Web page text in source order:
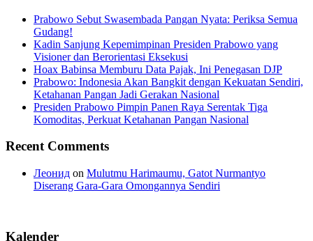
Prabowo Sebut Swasembada Pangan Nyata: Periksa Semua
Gudang!
Kadin Sanjung Kepemimpinan Presiden Prabowo yang
Visioner dan Berorientasi Eksekusi
Hoax Babinsa Memburu Data Pajak, Ini Penegasan DJP
Prabowo: Indonesia Akan Bangkit dengan Kekuatan Sendiri,
Ketahanan Pangan Jadi Gerakan Nasional
Presiden Prabowo Pimpin Panen Raya Serentak Tiga
Komoditas, Perkuat Ketahanan Pangan Nasional
Recent Comments
Леонид on Mulutmu Harimaumu, Gatot Nurmantyo
Diserang Gara-Gara Omongannya Sendiri
Kalender